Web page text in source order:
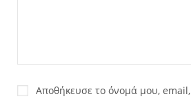
Αποθήκευσε το όνομά μου, email,